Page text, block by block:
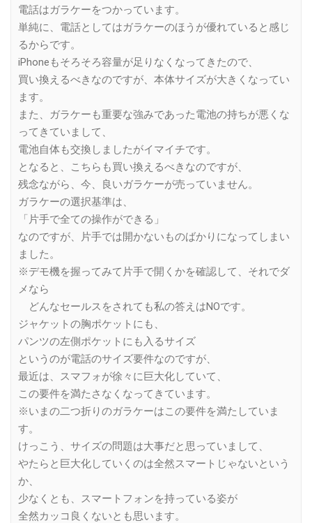
電話はガラケーをつかっています。
単純に、電話としてはガラケーのほうが優れていると感じ
るからです。
iPhoneもそろそろ容量が足りなくなってきたので、
買い換えるべきなのですが、本体サイズが大きくなってい
ます。
また、ガラケーも重要な強みであった電池の持ちが悪くな
ってきていまして、
電池自体も交換しましたがイマイチです。
となると、こちらも買い換えるべきなのですが、
残念ながら、今、良いガラケーが売っていません。
ガラケーの選択基準は、
「片手で全ての操作ができる」
なのですが、片手では開かないものばかりになってしまい
ました。
※デモ機を握ってみて片手で開くかを確認して、それでダ
メなら
どんなセールスをされても私の答えはNOです。
ジャケットの胸ポケットにも、
パンツの左側ポケットにも入るサイズ
というのが電話のサイズ要件なのですが、
最近は、スマフォが徐々に巨大化していて、
この要件を満たさなくなってきています。
※いまの二つ折りのガラケーはこの要件を満たしていま
す。
けっこう、サイズの問題は大事だと思っていまして、
やたらと巨大化していくのは全然スマートじゃないという
か、
少なくとも、スマートフォンを持っている姿が
全然カッコ良くないとも思います。